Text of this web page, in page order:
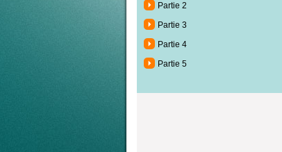
Partie 2
Partie 3
Partie 4
Partie 5